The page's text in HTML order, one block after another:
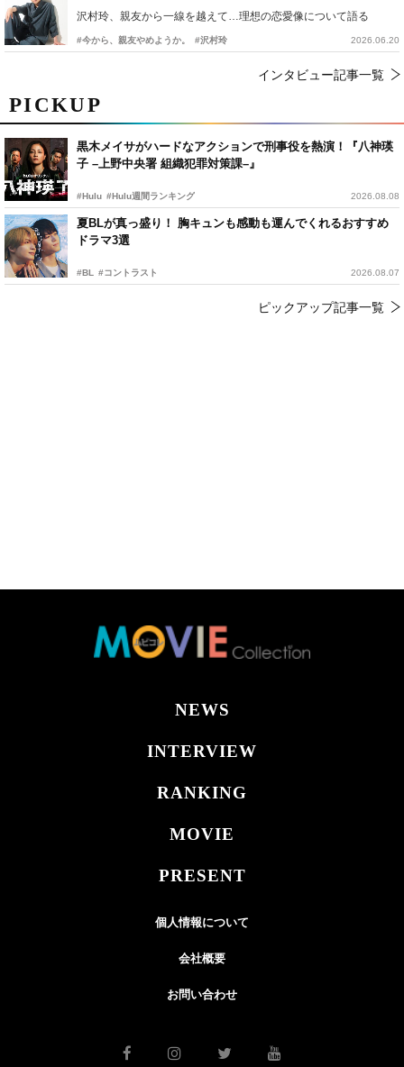
PICKUP
黒木メイサがハードなアクションで刑事役を熱演！『八神瑛
子 –上野中央署 組織犯罪対策課–』
#Hulu #Hulu週間ランキング 2026.08.08
夏BLが真っ盛り！ 胸キュンも感動も運んでくれるおすすめ
ドラマ3選
#BL #コントラスト 2026.08.07
ピックアップ記事一覧
沢村玲、親友から一線を越えて…理想の恋愛像について語る
#今から、親友やめようか。 #沢村玲 2026.06.20
インタビュー記事一覧
NEWS
INTERVIEW
RANKING
MOVIE
PRESENT
個人情報について
会社概要
お問い合わせ